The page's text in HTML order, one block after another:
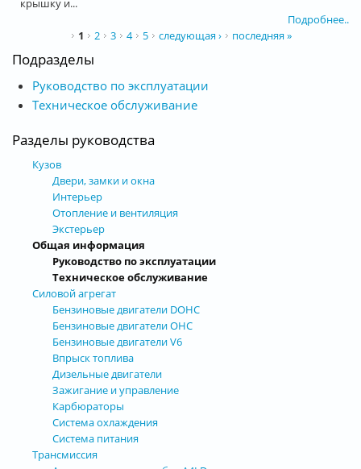
Подробнее..
Страницы1 2 3 4 5 следующая › последняя »
Подразделы
Руководство по эксплуатации
Техническое обслуживание
Разделы руководства
Кузов
Двери, замки и окна
Интерьер
Отопление и вентиляция
Экстерьер
Общая информация
Руководство по эксплуатации
Техническое обслуживание
Силовой агрегат
Бензиновые двигатели DOHC
Бензиновые двигатели OHC
Бензиновые двигатели V6
Впрыск топлива
Дизельные двигатели
Зажигание и управление
Карбюраторы
Система охлаждения
Система питания
Трансмиссия